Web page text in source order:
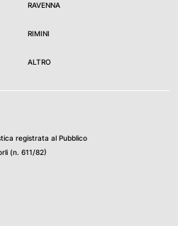
RAVENNA
RIMINI
ALTRO
registrata al Pubblico
(n. 611/82)